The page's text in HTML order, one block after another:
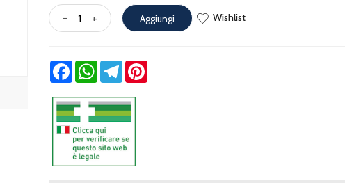
- + Aggiungi Wishlist
FacebookWhatsApp
TelegramPinterest